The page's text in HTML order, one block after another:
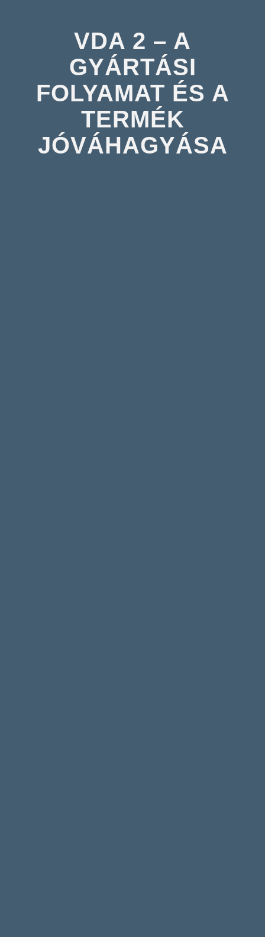
VDA 2 – A
GYÁRTÁSI
FOLYAMAT ÉS A
TERMÉK
JÓVÁHAGYÁSA